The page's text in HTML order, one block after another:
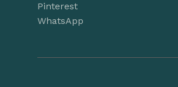
Pinterest
WhatsApp